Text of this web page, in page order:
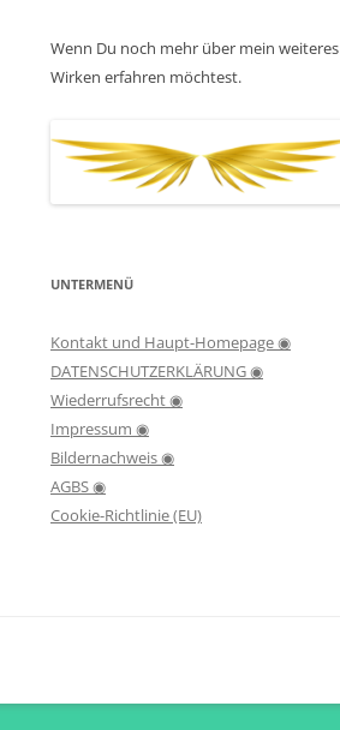
Wenn Du noch mehr über mein weiteres
Wirken erfahren möchtest.
UNTERMENÜ
Kontakt und Haupt-Homepage ◉
DATENSCHUTZERKLÄRUNG ◉
Wiederrufsrecht ◉
Impressum ◉
Bildernachweis ◉
AGBS ◉
Cookie-Richtlinie (EU)